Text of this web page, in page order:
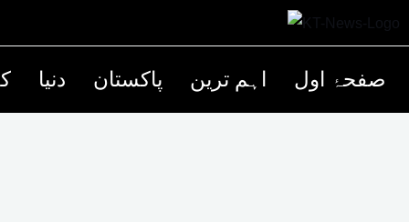
دنیا پاکستان اہم ترین صفحۂ اول